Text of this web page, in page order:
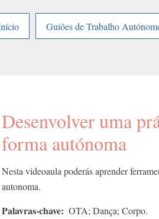
Guiões de Trabalho
Desenvolver uma
forma autónoma
Nesta videoaula poderás aprender
autonoma.
Palavras-chave OTA; Dança; Corpo.